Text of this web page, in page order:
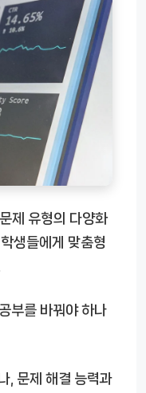
제 유형의 다양화
생들에게 맞춤형
부를 바꿔야 하나
, 문제 해결 능력과